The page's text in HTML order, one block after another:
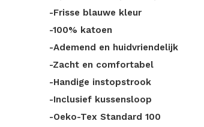
-Frisse blauwe kleur
-100% katoen
-Ademend en huidvriendelijk
-Zacht en comfortabel
-Handige instopstrook
-Inclusief kussensloop
-Oeko-Tex Standard 100